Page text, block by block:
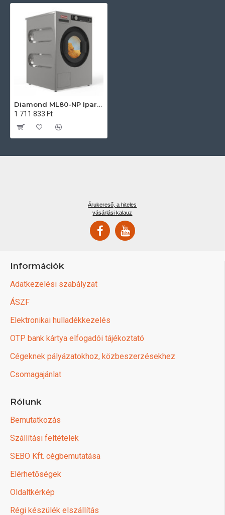
Diamond ML80-NP Ipari mosógép
1 711 833 Ft
Árukereső, a hiteles
vásárlási kalauz
Információk
Adatkezelési szabályzat
ÁSZF
Elektronikai hulladékkezelés
OTP bank kártya elfogadói tájékoztató
Cégeknek pályázatokhoz, közbeszerzésekhez
Csomagajánlat
Rólunk
Bemutatkozás
Szállítási feltételek
SEBO Kft. cégbemutatása
Elérhetőségek
Oldaltkérkép
Régi készülék elszállítás